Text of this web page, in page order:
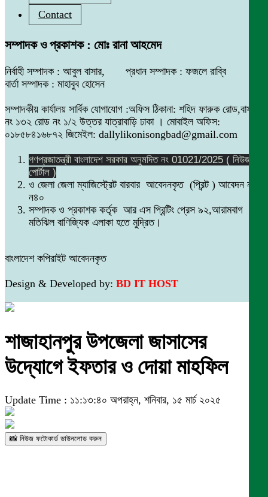
Contact
সম্পাদক ও প্রকাশক : মোঃ রানা আহমেদ
নির্বাহী সম্পাদক : আবুল বাসার, প্রধান সম্পাদক : ফজলে রাব্বি
বার্তা সম্পাদক : মাহাবুব হোসেন
সম্পাদকীয় কার্যালয় সার্বিক যোগাযোগ :অফিস ঠিকানা: শহিদ ফারুক রোড,বাসা
নং ১৩২ রোড নং ১/২ উত্তর যাত্রাবাড়ি ঢাকা । মোবাইল অফিস:
০১৮৫৮৪১৬৮৭২ জিমেইল: dallylikonisongbad@gmail.com
গণপ্রজাতন্ত্রী বাংলাদেশ সরকার অনুমদিত নং 01021/2025 ( নিউজ
পোর্টাল )
ও জেলা জেলা ম্যাজিস্ট্রেট বারবার আবেদনকৃত (প্রিন্ট ) আবেদন নং
ন৪০
সম্পাদক ও প্রকাশক কর্তৃক আর এস প্রিন্টিং প্রেস ৯২,আরামবাগ
মতিঝিল বাণিজ্যিক এলাকা হতে মুদ্রিত।
বাংলাদেশ কপিরাইট আবেদনকৃত
Design & Developed by: BD IT HOST
শাজাহানপুর উপজেলা জাসাসের
উদ্যোগে ইফতার ও দোয়া মাহফিল
Update Time : ১১:১৩:৪০ অপরাহ্ন, শনিবার, ১৫ মার্চ ২০২৫
📸 নিউজ ফটোকার্ড ডাউনলোড করুন